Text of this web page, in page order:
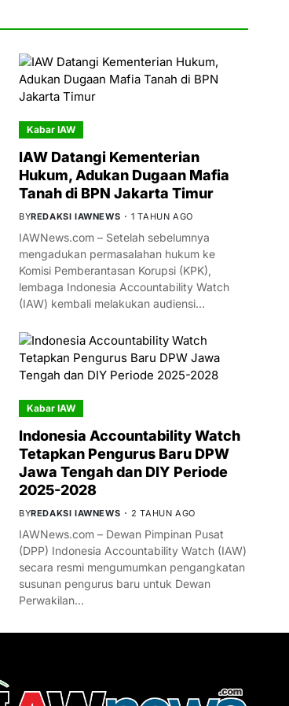
Kabar IAW
IAW Datangi Kementerian
Hukum, Adukan Dugaan Mafia
Tanah di BPN Jakarta Timur
BYREDAKSI IAWNEWS 1 TAHUN AGO
IAWNews.com – Setelah sebelumnya
mengadukan permasalahan hukum ke
Komisi Pemberantasan Korupsi (KPK),
lembaga Indonesia Accountability Watch
(IAW) kembali melakukan audiensi…
Kabar IAW
Indonesia Accountability Watch
Tetapkan Pengurus Baru DPW
Jawa Tengah dan DIY Periode
2025-2028
BYREDAKSI IAWNEWS 2 TAHUN AGO
IAWNews.com – Dewan Pimpinan Pusat
(DPP) Indonesia Accountability Watch (IAW)
secara resmi mengumumkan pengangkatan
susunan pengurus baru untuk Dewan
Perwakilan…